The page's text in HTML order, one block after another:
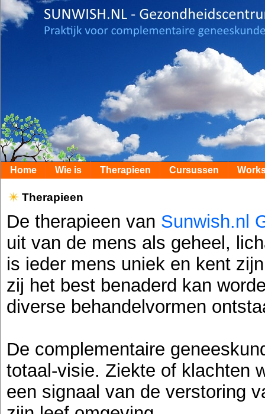
Home Wie is Therapieen Cursussen
Therapieen
De therapieen van Sunwish.nl
uit van de mens als geheel,
is ieder mens uniek en kent
zij het best benaderd kan
diverse behandelvormen
De complementaire
totaal-visie. Ziekte of klachten
een signaal van de verstoring